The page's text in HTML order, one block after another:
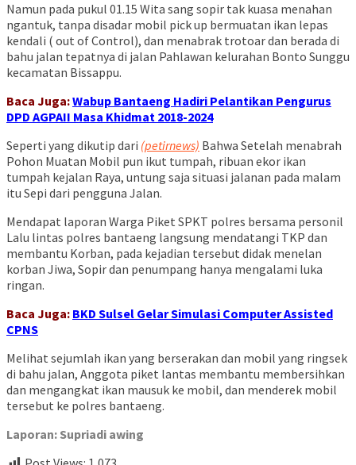
Namun pada pukul 01.15 Wita sang sopir tak kuasa menahan
ngantuk, tanpa disadar mobil pick up bermuatan ikan lepas
kendali ( out of Control), dan menabrak trotoar dan berada di
bahu jalan tepatnya di jalan Pahlawan kelurahan Bonto Sunggu
kecamatan Bissappu.
Baca Juga:Wabup Bantaeng Hadiri Pelantikan Pengurus
DPD AGPAII Masa Khidmat 2018-2024
Seperti yang dikutip dari (petirnews) Bahwa Setelah menabrah
Pohon Muatan Mobil pun ikut tumpah, ribuan ekor ikan
tumpah kejalan Raya, untung saja situasi jalanan pada malam
itu Sepi dari pengguna Jalan.
Mendapat laporan Warga Piket SPKT polres bersama personil
Lalu lintas polres bantaeng langsung mendatangi TKP dan
membantu Korban, pada kejadian tersebut didak menelan
korban Jiwa, Sopir dan penumpang hanya mengalami luka
ringan.
Baca Juga: BKD Sulsel Gelar Simulasi Computer Assisted
CPNS
Melihat sejumlah ikan yang berserakan dan mobil yang ringsek
di bahu jalan, Anggota piket lantas membantu membersihkan
dan mengangkat ikan mausuk ke mobil, dan menderek mobil
tersebut ke polres bantaeng.
Laporan: Supriadi awing